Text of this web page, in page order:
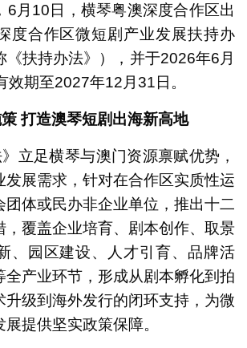
6月10日，横琴粤澳深度合作区出
度合作区微短剧产业发展扶持办
《扶持办法》），并于2026年6月
效期至2027年12月31日。
策打造澳琴短剧出海新高地
》立足横琴与澳门资源禀赋优势，
发展需求，针对在合作区实质性运
团体或民办非企业单位，推出十二
，覆盖企业培育、剧本创作、取景
、园区建设、人才引育、品牌活
全产业环节，形成从剧本孵化到拍
升级到海外发行的闭环支持，为微
提供坚实政策保障。